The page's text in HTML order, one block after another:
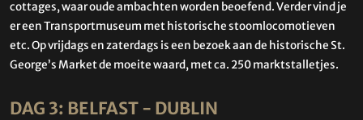
cottages, waar oude ambachten worden beoefend. Verder vind je
er een Transportmuseum met historische stoomlocomotieven
etc. Op vrijdags en zaterdags is een bezoek aan de historische St.
George’s Market de moeite waard, met ca. 250 marktstalletjes.
DAG 3: BELFAST - DUBLIN